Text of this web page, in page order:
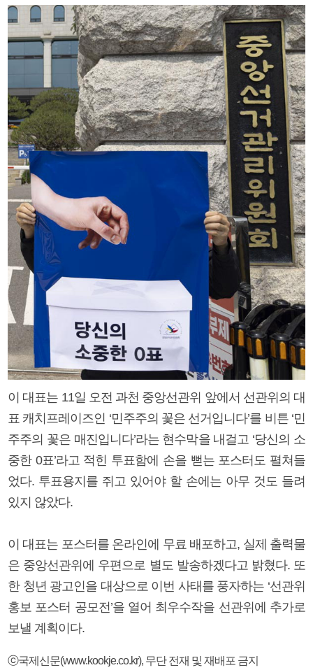
이 대표는 11일 오전 과천 중앙선관위 앞에서 선관위의 대
표 캐치프레이즈인 ‘민주주의 꽃은 선거입니다’를 비튼 ‘민
주주의 꽃은 매진입니다’라는 현수막을 내걸고 ‘당신의 소
중한 0표’라고 적힌 투표함에 손을 뻗는 포스터도 펼쳐들
었다. 투표용지를 쥐고 있어야 할 손에는 아무 것도 들려
있지 않았다.
이 대표는 포스터를 온라인에 무료 배포하고, 실제 출력물
은 중앙선관위에 우편으로 별도 발송하겠다고 밝혔다. 또
한 청년 광고인을 대상으로 이번 사태를 풍자하는 ‘선관위
홍보 포스터 공모전’을 열어 최우수작을 선관위에 추가로
보낼 계획이다.
ⓒ국제신문(www.kookje.co.kr), 무단 전재 및 재배포 금지